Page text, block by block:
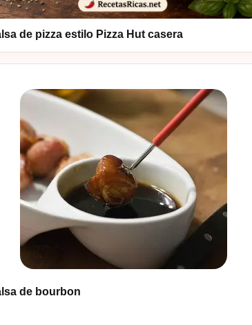
de pizza estilo Pizza Hut casera
de bourbon